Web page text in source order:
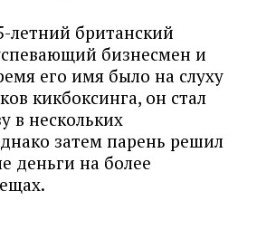
летний британский
бизнесмен и
его имя было на слуху
кикбоксинга, он стал
в нескольких
затем парень решил
деньги на более